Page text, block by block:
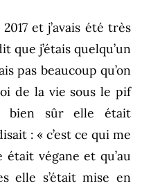
et j’avais été très
que j’étais quelqu’un
pas beaucoup qu’on
de la vie sous le pif
bien sûr elle était
: « c’est ce qui me
était végane et qu’au
elle s’était mise en